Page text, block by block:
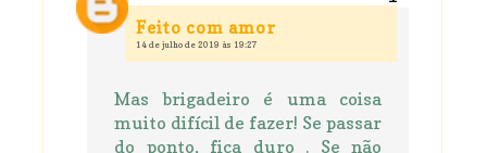
Feito com amor
14 de julho de 2019 às 19:27
Mas brigadeiro é uma coisa
muito difícil de fazer! Se passar
do ponto, fica duro . Se não